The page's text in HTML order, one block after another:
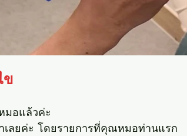
ข
มอแล้วค่ะ
เลยค่ะ โดยรายการที่คุณหมอท่านแรก